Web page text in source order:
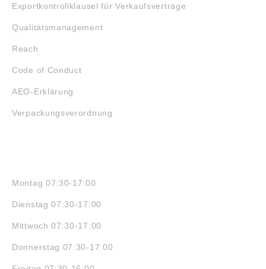
Exportkontrollklausel für Verkaufsverträge
Qualitätsmanagement
Reach
Code of Conduct
AEO-Erklärung
Verpackungsverordnung
Montag 07:30-17:00
Dienstag 07:30-17:00
Mittwoch 07:30-17:00
Donnerstag 07:30-17:00